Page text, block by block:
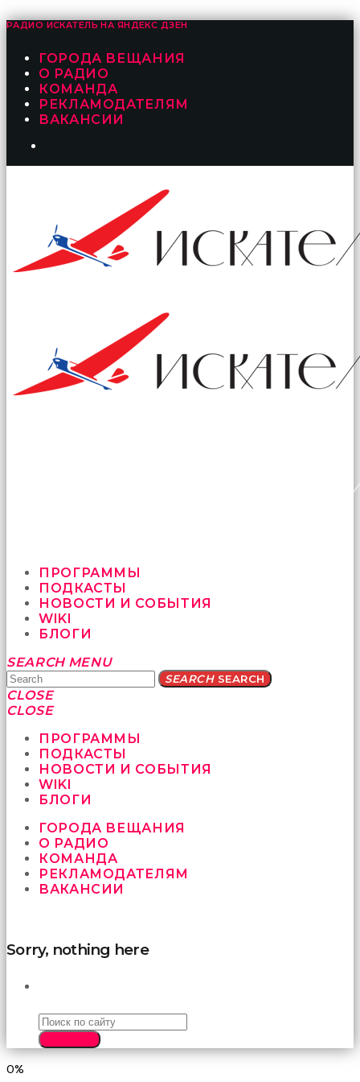
РАДИО ИСКАТЕЛЬ НА ЯНДЕКС ДЗЕН
ГОРОДА ВЕЩАНИЯ
О РАДИО
КОМАНДА
РЕКЛАМОДАТЕЛЯМ
ВАКАНСИИ
ПРОГРАММЫ
ПОДКАСТЫ
НОВОСТИ И СОБЫТИЯ
WIKI
БЛОГИ
Yatağa
bile
geçmeye
fırsat
sikici
kocalar
güzel
karıları
öttürüyor
sex
hikayeleri
boşalarak
altyazılı
arkadaş
sonu
SEARCH MENU
SEARCHSEARCH
CLOSE
CLOSE
ПРОГРАММЫ
ПОДКАСТЫ
НОВОСТИ И СОБЫТИЯ
WIKI
БЛОГИ
ГОРОДА ВЕЩАНИЯ
О РАДИО
КОМАНДА
РЕКЛАМОДАТЕЛЯМ
ВАКАНСИИ
Sorry, nothing here
0%